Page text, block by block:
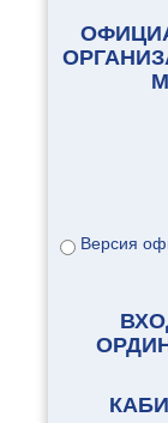
Версия